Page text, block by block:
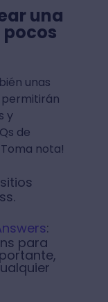
una
pocos
unas
y
de
nota!
:
para